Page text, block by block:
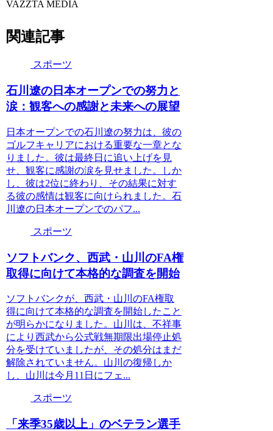
VAZZTA MEDIA
関連記事
スポーツ
石川遼の日本オープンでの努力と
涙：観客への感謝と未来への展望
日本オープンでの石川遼の努力は、彼の
ゴルフキャリアにおける重要な一章とな
りました。彼は最終日に追い上げを見
せ、観客に感謝の涙を見せました。しか
し、彼は2位に終わり、その結果に対す
る彼の感情は観客に向けられました。石
川遼の日本オープンでのパフ...
スポーツ
ソフトバンク、西武・山川のFA権
取得に向けて本格的な調査を開始
ソフトバンクが、西武・山川のFA権取
得に向けて本格的な調査を開始したこと
が明らかになりました。山川は、不祥事
により西武から公式戦無期限出場停止処
分を受けていましたが、その処分はまだ
解除されていません。山川の復帰しか
し、山川は今月11日にフェ...
スポーツ
「来季35歳以上」のベテラン選手